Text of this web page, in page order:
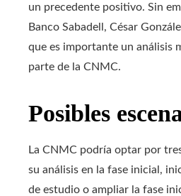
un precedente positivo. Sin
Banco Sabadell, César
que es importante un análisis
parte de la CNMC.
Posibles
La CNMC podría optar por
su análisis en la fase inicial,
de estudio o ampliar la fase